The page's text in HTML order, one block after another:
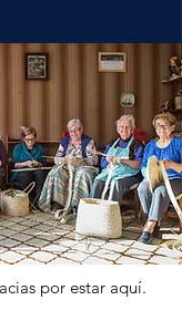
por estar aquí.